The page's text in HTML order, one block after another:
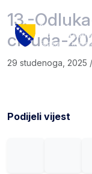
13.-
clouda-
29 studenoga, 2025 /
Podijeli vijest